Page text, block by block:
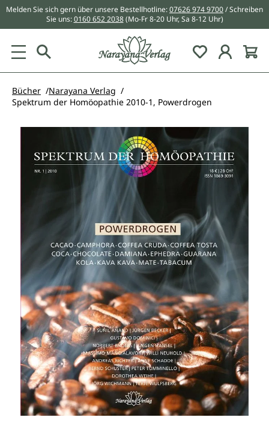
springen
Melden Sie sich gern über unsere Bestellhotline:07626 974 9700/ Schreiben
Sie uns:0160 652 2038 (Mo-Fr 8-20 Uhr, Sa 8-12 Uhr)
Du hast 0
Bücher
Narayana Verlag
Spektrum der Homöopathie 2010-1, Powerdrogen
Bildergalerie überspringen